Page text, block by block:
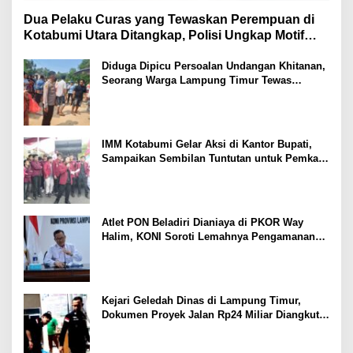
Dua Pelaku Curas yang Tewaskan Perempuan di
Kotabumi Utara Ditangkap, Polisi Ungkap Motif
Diduga Dipicu Persoalan Undangan Khitanan,
Seorang Warga Lampung Timur Tewas
IMM Kotabumi Gelar Aksi di Kantor Bupati,
Sampaikan Sembilan Tuntutan untuk Pemkab
Atlet PON Beladiri Dianiaya di PKOR Way
Halim, KONI Soroti Lemahnya Pengamanan
Kejari Geledah Dinas di Lampung Timur,
Dokumen Proyek Jalan Rp24 Miliar Diangkut